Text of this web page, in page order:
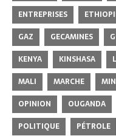
ENTREPRISES
GAZ
GECAMINES
KENYA
KINSHASA
MALI
MARCHE
OPINION
OUGANDA
POLITIQUE
PÉTROLE